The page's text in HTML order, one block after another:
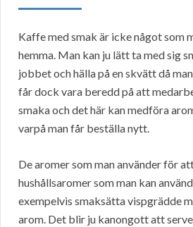
Kaffe med smak är icke något som
hemma. Man kan ju lätt ta med sig
jobbet och hälla på en skvätt då
får dock vara beredd på att
smaka och det här kan medföra
varpå man får beställa nytt.
De aromer som man använder för
hushållsaromer som man kan
exempelvis smaksätta vispgrädde
arom. Det blir ju kanongott att